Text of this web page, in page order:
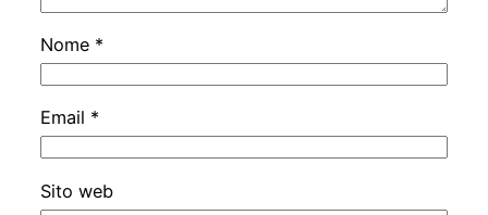
Nome *
Email *
Sito web